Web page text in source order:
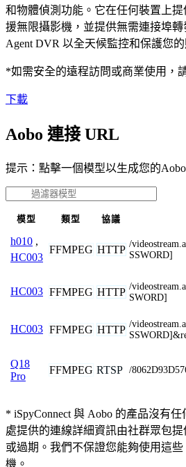
和物體偵測功能。它在任何裝置上
援無限攝影機，並提供無需連接埠
Agent DVR 以全天候監控和保護您的
*如需安全的遠程訪問或商業使用，
下載
Aobo 連接 URL
提示：點擊一個模型以生成您的
模型 類型 協議
h010 ,
HC003
FFMPEG HTTP /
SSWORD]
HC003 FFMPEG HTTP /
SWORD]
HC003 FFMPEG HTTP /
Q18
Pro
FFMPEG RTSP /
* iSpyConnect 與 Aobo 的產品沒有
處提供的連線詳細資訊由社群眾包
或過期。我們不保證您能夠使用這
機。